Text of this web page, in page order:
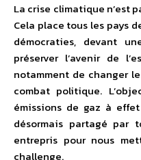
La crise climatique n’est
Cela place tous les pays
démocraties, devant
préserver l’avenir de
notamment de changer
combat politique.
émissions de gaz à
désormais partagé par
entrepris pour nous
challenge.